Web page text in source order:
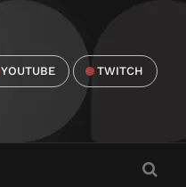
YOUTUBE TWITCH